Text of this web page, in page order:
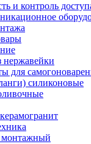
и контроль
нержавейки
для
силиконовые
монтажный